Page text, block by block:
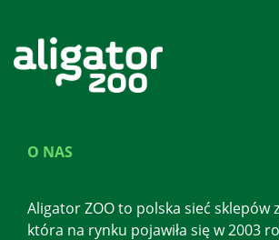
O NAS
Aligator ZOO to polska sieć sklepów
która na rynku pojawiła się w 2003